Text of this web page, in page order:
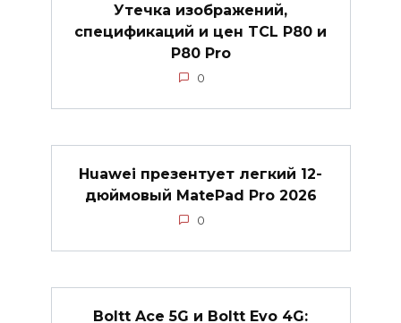
Утечка изображений,
спецификаций и цен TCL P80 и
P80 Pro
0
Huawei презентует легкий 12-
дюймовый MatePad Pro 2026
0
Boltt Ace 5G и Boltt Evo 4G: